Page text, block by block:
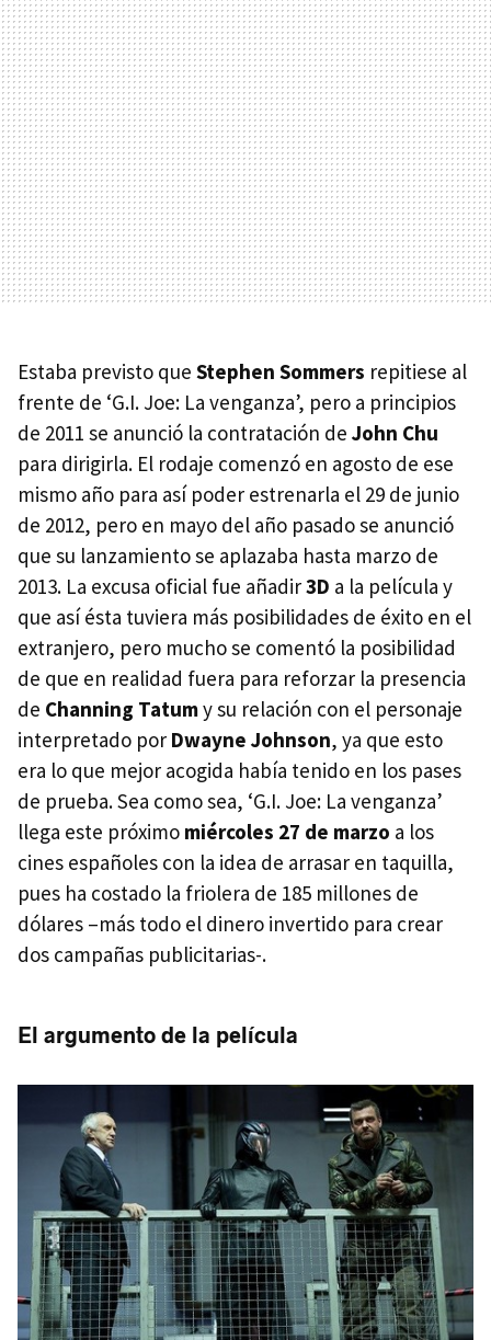
Estaba previsto que Stephen Sommers repitiese al
frente de ‘G.I. Joe: La venganza’, pero a principios
de 2011 se anunció la contratación de John Chu
para dirigirla. El rodaje comenzó en agosto de ese
mismo año para así poder estrenarla el 29 de junio
de 2012, pero en mayo del año pasado se anunció
que su lanzamiento se aplazaba hasta marzo de
2013. La excusa oficial fue añadir3D a la película y
que así ésta tuviera más posibilidades de éxito en el
extranjero, pero mucho se comentó la posibilidad
de que en realidad fuera para reforzar la presencia
de Channing Tatumy su relación con el personaje
interpretado por Dwayne Johnson, ya que esto
era lo que mejor acogida había tenido en los pases
de prueba. Sea como sea, ‘G.I. Joe: La venganza’
llega este próximo miércoles 27 de marzo a los
cines españoles con la idea de arrasar en taquilla,
pues ha costado la friolera de 185 millones de
dólares –más todo el dinero invertido para crear
dos campañas publicitarias-.
El argumento de la película